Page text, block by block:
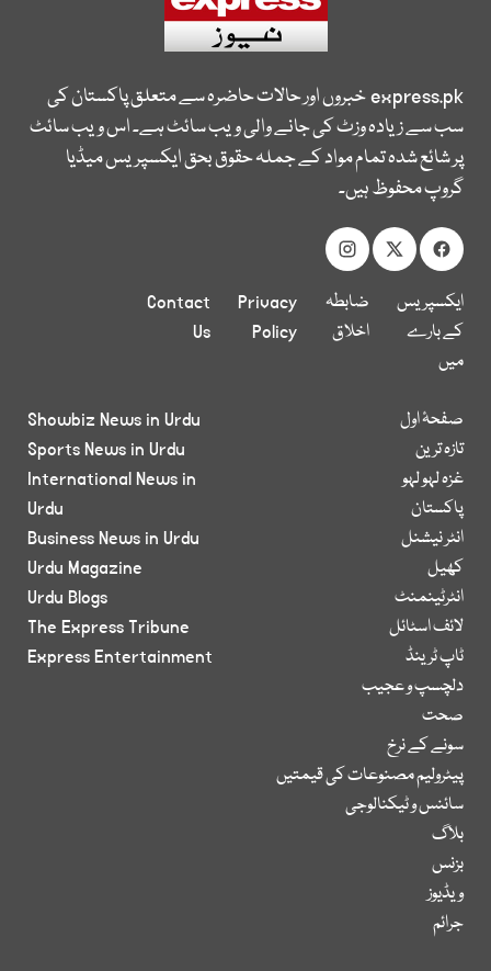
express.pkخبروں اور حالات حاضرہ سے متعلق پاکستان کی
سب سے زیادہ وزٹ کی جانے والی ویب سائٹ ہے۔ اس ویب سائٹ
پر شائع شدہ تمام مواد کے جملہ حقوق بحق ایکسپریس میڈیا
گروپ محفوظ ہیں۔
ایکسپریس
کے بارے
میں
ضابطہ
اخلاق
Privacy
Policy
Contact
Us
صفحۂ اول
تازہ ترین
غزہ لہو لہو
پاکستان
انٹر نیشنل
کھیل
انٹرٹینمنٹ
لائف اسٹائل
ٹاپ ٹرینڈ
دلچسپ و عجیب
صحت
سونے کے نرخ
پیٹرولیم مصنوعات کی قیمتیں
سائنس و ٹیکنالوجی
بلاگ
بزنس
ویڈیوز
جرائم
Showbiz News in Urdu
Sports News in Urdu
International News in
Urdu
Business News in Urdu
Urdu Magazine
Urdu Blogs
The Express Tribune
Express Entertainment